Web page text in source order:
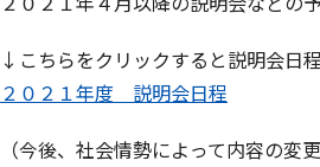
↓こちらをクリックすると説明会日
２０２１年度 説明会日程
（今後、社会情勢によって内容の